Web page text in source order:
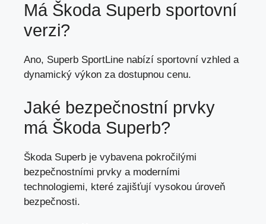
Má Škoda Superb sportovní
verzi?
Ano, Superb SportLine nabízí sportovní vzhled a
dynamický výkon za dostupnou cenu.
Jaké bezpečnostní prvky
má Škoda Superb?
Škoda Superb je vybavena pokročilými
bezpečnostními prvky a moderními
technologiemi, které zajišťují vysokou úroveň
bezpečnosti.